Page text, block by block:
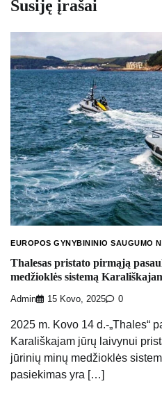
Susiję įrašai
EUROPOS GYNYBININIO SAUGUMO
Thalesas pristato pirmąją
medžioklės sistemą
Admin 15 Kovo, 2025 0
2025 m. Kovo 14 d.-„Thales“
Karališkajam jūrų laivynui
jūrinių minų medžioklės
pasiekimas yra […]